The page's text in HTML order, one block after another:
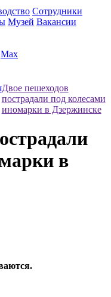
Сотрудники
Музей Вакансии
Max
Двое пешеходов
пострадали под колесами
иномарки в Дзержинске
в